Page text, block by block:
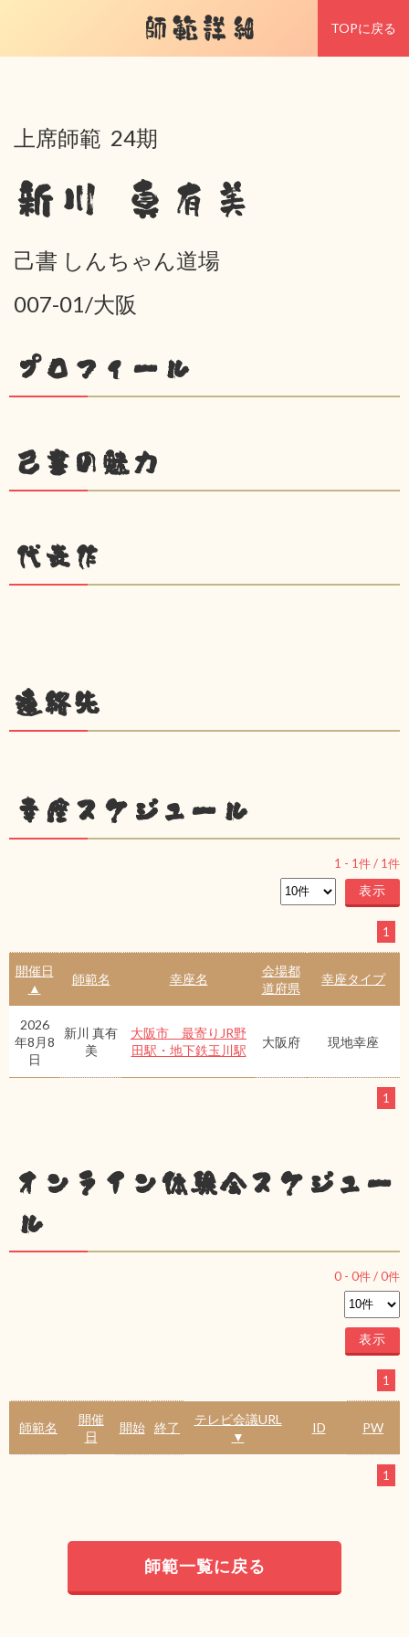
師範詳細 TOPに戻る
上席師範 24期
新川 真有美
己書 しんちゃん道場
007-01/大阪
プロフィール
己書の魅力
代表作
連絡先
幸座スケジュール
1 - 1件 / 1件
1
開催日
▲
師範名 幸座名
会場都
道府県
幸座タイプ
2026
年8月8
日
新川 真有
美
大阪市 最寄りJR野
田駅・地下鉄玉川駅
大阪府 現地幸座
1
オンライン体験会スケジュー
ル
0 - 0件 /0件
1
師範名
開催
日
開始 終了
テレビ会議URL
▼
ID PW
1
師範一覧に戻る